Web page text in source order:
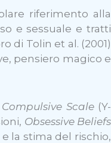
riferimento alla
e sessuale e tratti
di Tolin et al. (2001)
pensiero magico e
Scale(Y-
Obsessive Beliefs
la stima del rischio,